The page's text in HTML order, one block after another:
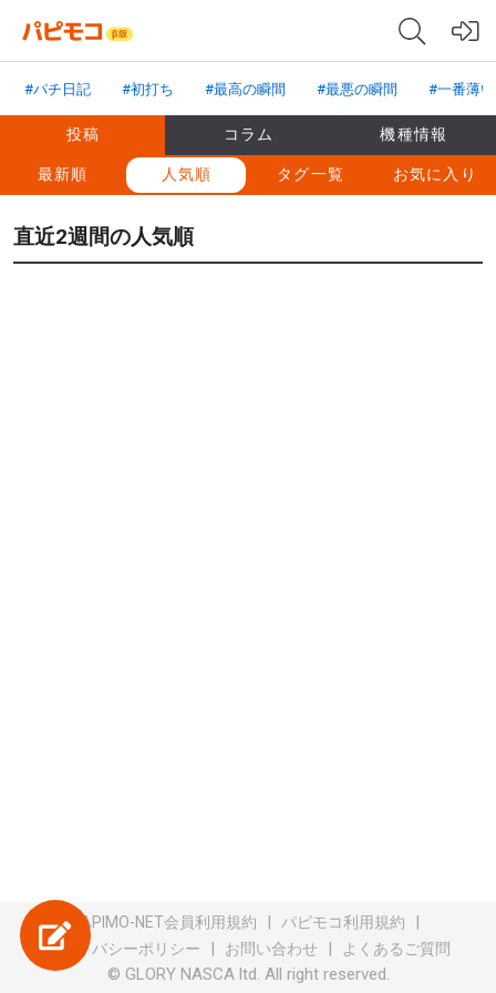
#パチ日記 #初打ち #最高の瞬間 #最悪の瞬間 #一番薄
投稿 コラム 機種情報
最新順 人気順 タグ一覧 お気に入り
直近2週間の人気順
PAPIMO-NET会員利用規約 | パピモコ利用規約 |
プライバシーポリシー | お問い合わせ | よくあるご質問
© GLORY NASCA ltd. All right reserved.